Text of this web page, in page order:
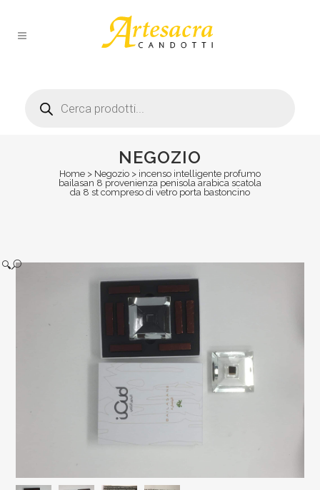
search
NEGOZIO
Home > Negozio > incenso intelligente profumo
bailasan 8 provenienza penisola arabica scatola
da 8 st compreso di vetro porta bastoncino
🔍